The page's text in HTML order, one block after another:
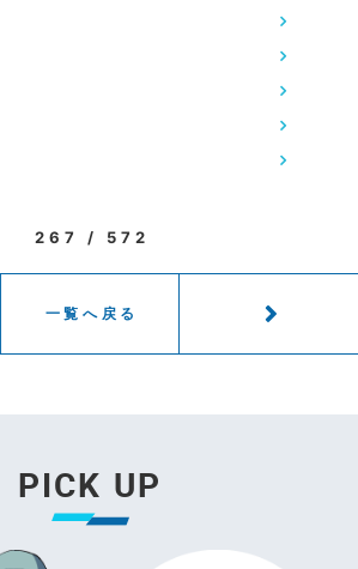
267 / 572
一覧へ戻る
PICK UP